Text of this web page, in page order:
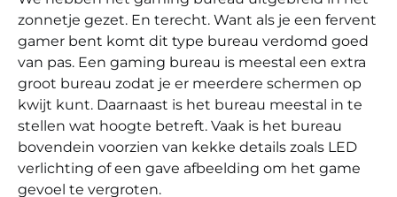
zonnetje gezet. En terecht. Want als je een fervent
gamer bent komt dit type bureau verdomd goed
van pas. Een gaming bureau is meestal een extra
groot bureau zodat je er meerdere schermen op
kwijt kunt. Daarnaast is het bureau meestal in te
stellen wat hoogte betreft. Vaak is het bureau
bovendein voorzien van kekke details zoals LED
verlichting of een gave afbeelding om het game
gevoel te vergroten.